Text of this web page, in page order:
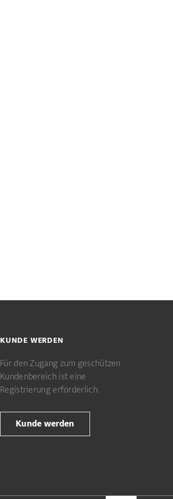
KUNDE WERDEN
Für den Zugang zum geschützen
Kundenbereich ist eine
Registrierung erforderlich.
Kunde werden